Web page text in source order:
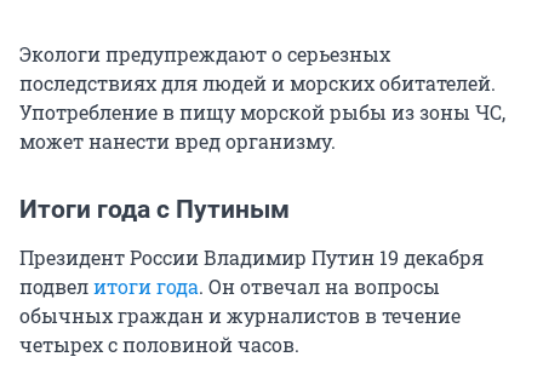
Экологи предупреждают о серьезных
последствиях для людей и морских обитателей.
Употребление в пищу морской рыбы из зоны ЧС,
может нанести вред организму.
Итоги года с Путиным
Президент России Владимир Путин 19 декабря
подвелитоги года. Он отвечал на вопросы
обычных граждан и журналистов в течение
четырех с половиной часов.